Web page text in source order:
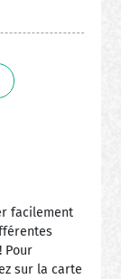
facilement
Pour
sur la carte